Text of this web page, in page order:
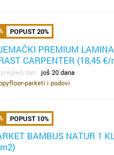
POPUST 20%
PREMIUM
CARPENTER (18,45 €/
dan još 20 dana
parketi i podovi
POPUST 10%
BAMBUS NATUR 1